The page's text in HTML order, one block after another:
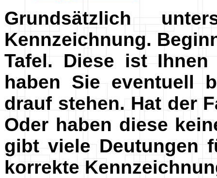
Grundsätzlich
Kennzeichnung.
Tafel. Diese ist
haben Sie eventuell
drauf stehen. Hat der
Oder haben diese
gibt viele Deutungen
korrekte